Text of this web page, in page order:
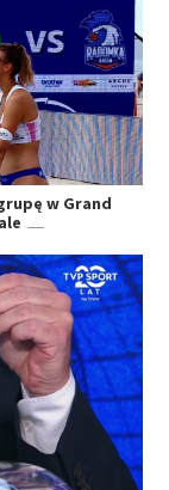
w Grand